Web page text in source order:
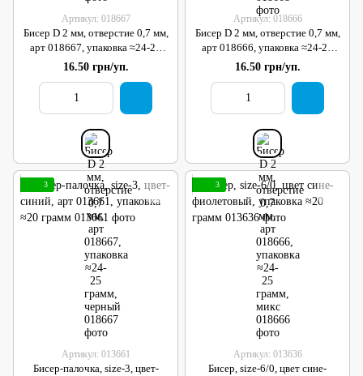
Артикул: 018667
Бисер D 2 мм, отверстие 0,7 мм,
арт 018667, упаковка ≈24-25
грамм, черный
16.50 грн/уп.
Артикул: 018666
Бисер D 2 мм, отверстие 0,7 мм,
арт 018666, упаковка ≈24-25
грамм, микс
16.50 грн/уп.
3
Артикул: 013661
Бисер-палочка, size-3, цвет-
3
Артикул: 013636
Бисер, size-6/0, цвет сине-